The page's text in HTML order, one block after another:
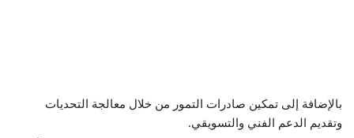
بالإضافة إلى تمكين صادرات التمور من خلال معالجة التحديات
وتقديم الدعم الفني والتسويقي.